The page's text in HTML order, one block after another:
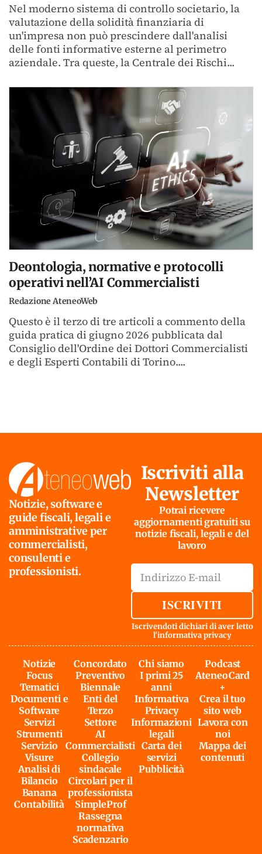
Nel moderno sistema di controllo societario, la
valutazione della solidità finanziaria di
un'impresa non può prescindere dall'analisi
delle fonti informative esterne al perimetro
aziendale. Tra queste, la Centrale dei Rischi...
Deontologia, normative e protocolli
operativi nell’AI Commercialisti
Redazione AteneoWeb
Questo è il terzo di tre articoli a commento della
guida pratica di giugno 2026 pubblicata dal
Consiglio dell'Ordine dei Dottori Commercialisti
e degli Esperti Contabili di Torino....
Notizie, software e
guide fiscali, legali e
amministrative per
commercialisti,
consulenti e
professionisti.
Iscriviti alla
Newsletter
Potrai ricevere
aggiornamenti gratuiti su
notizie fiscali, legali e del
lavoro
ISCRIVITI
Iscrivendoti dichiari di aver letto
l'informativa privacy
Notizie
Focus
Tematici
Documenti e
Software
Servizi
Strumenti
Servizio
Visure
Analisi di
Bilancio
Banana
Contabilità
Concordato
Preventivo
Biennale
Enti del
Terzo
Settore
AI
Commercialisti
Collegio
sindacale
Circolari per il
professionista
SimpleProf
Rassegna
normativa
Scadenzario
Chi siamo
I primi 25
anni
Informativa
Privacy
Informazioni
legali
Carta dei
servizi
Pubblicità
Podcast
AteneoCard
+
Crea il tuo
sito web
Lavora con
noi
Mappa dei
contenuti